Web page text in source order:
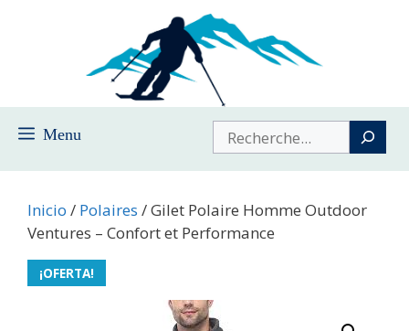
Menu Buscar
Inicio / Polaires / Gilet Polaire Homme Outdoor
Ventures – Confort et Performance
¡OFERTA!